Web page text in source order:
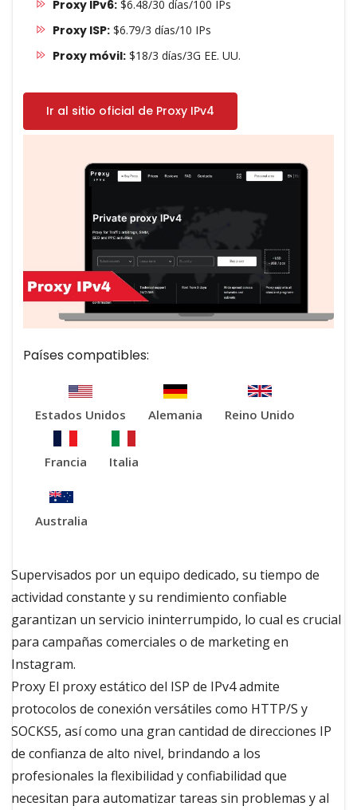
Proxy IPv6:$6.48/30 días/100 IPs
Proxy ISP:$6.79/3 días/10 IPs
Proxy móvil:$18/3 días/3G EE. UU.
Ir al sitio oficial de Proxy IPv4
Países compatibles:
Estados Unidos Alemania Reino Unido
Francia Italia
Australia
Supervisados ​​por un equipo dedicado, su tiempo de
actividad constante y su rendimiento confiable
garantizan un servicio ininterrumpido, lo cual es crucial
para campañas comerciales o de marketing en
Instagram.
Proxy El proxy estático del ISP de IPv4 admite
protocolos de conexión versátiles como HTTP/S y
SOCKS5, así como una gran cantidad de direcciones IP
de confianza de alto nivel, brindando a los
profesionales la flexibilidad y confiabilidad que
necesitan para automatizar tareas sin problemas y al